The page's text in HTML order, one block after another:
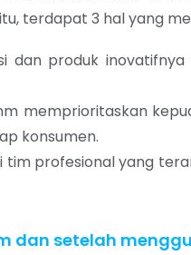
terdapat 3 hal yang
dan produk
memprioritaskan
konsumen.
tim profesional yang
dan setelah